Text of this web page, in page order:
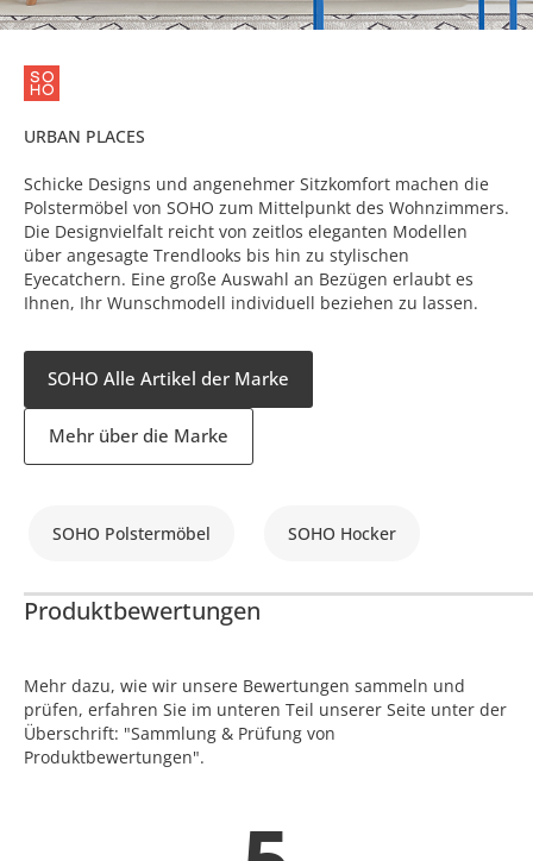
URBAN PLACES
Schicke Designs und angenehmer Sitzkomfort machen die
Polstermöbel von SOHO zum Mittelpunkt des Wohnzimmers.
Die Designvielfalt reicht von zeitlos eleganten Modellen
über angesagte Trendlooks bis hin zu stylischen
Eyecatchern. Eine große Auswahl an Bezügen erlaubt es
Ihnen, Ihr Wunschmodell individuell beziehen zu lassen.
SOHO Alle Artikel der Marke
Mehr über die Marke
SOHO Polstermöbel SOHO Hocker
Produktbewertungen
Mehr dazu, wie wir unsere Bewertungen sammeln und
prüfen, erfahren Sie im unteren Teil unserer Seite unter der
Überschrift: "Sammlung & Prüfung von
Produktbewertungen".